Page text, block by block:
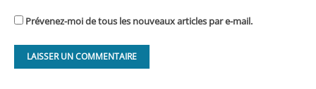
Prévenez-moi de tous les nouveaux articles par e-mail.